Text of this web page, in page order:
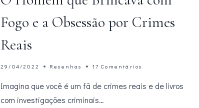
Fogo e a Obsessão por Crimes
Reais
29/04/2022 Resenhas 17 Comentários
Imagina que você é um fã de crimes reais e de livros
com investigações criminais…